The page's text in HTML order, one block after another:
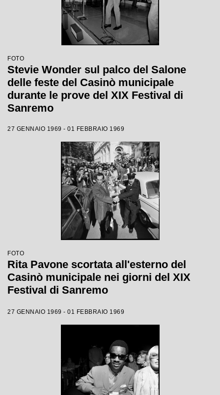
FOTO
Stevie Wonder sul palco del Salone
delle feste del Casinò municipale
durante le prove del XIX Festival di
Sanremo
27 GENNAIO 1969 - 01 FEBBRAIO 1969
FOTO
Rita Pavone scortata all'esterno del
Casinò municipale nei giorni del XIX
Festival di Sanremo
27 GENNAIO 1969 - 01 FEBBRAIO 1969